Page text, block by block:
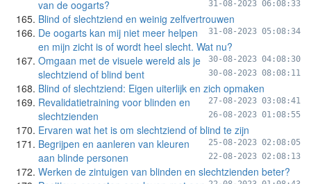
van de oogarts?
31-08-2023 06:08:33
Blind of slechtziend en weinig zelfvertrouwen
31-08-2023 05:08:34
De oogarts kan mij niet meer helpen
en mijn zicht is of wordt heel slecht. Wat nu?
30-08-2023 04:08:30
Omgaan met de visuele wereld als je
slechtziend of blind bent
30-08-2023 08:08:11
Blind of slechtziend: Eigen uiterlijk en zich opmaken
27-08-2023 03:08:41
Revalidatietraining voor blinden en
slechtzienden
26-08-2023 01:08:55
Ervaren wat het is om slechtziend of blind te zijn
25-08-2023 02:08:05
Begrijpen en aanleren van kleuren
aan blinde personen
22-08-2023 02:08:13
Werken de zintuigen van blinden en slechtzienden beter?